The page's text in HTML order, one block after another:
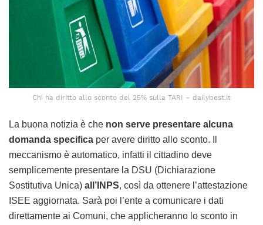
Chi ha diritto allo sconto del 25% sulla TARI – dailybest.it
La buona notizia è che non serve presentare alcuna
domanda specifica per avere diritto allo sconto. Il
meccanismo è automatico, infatti il cittadino deve
semplicemente presentare la DSU (Dichiarazione
Sostitutiva Unica) all’INPS, così da ottenere l’attestazione
ISEE aggiornata. Sarà poi l’ente a comunicare i dati
direttamente ai Comuni, che applicheranno lo sconto in